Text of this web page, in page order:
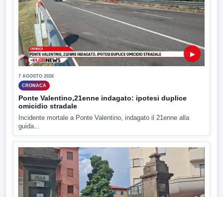
▶
7 AGOSTO 2026
CRONACA
Ponte Valentino,21enne indagato: ipotesi duplice
omicidio stradale
Incidente mortale a Ponte Valentino, indagato il 21enne alla
guida...